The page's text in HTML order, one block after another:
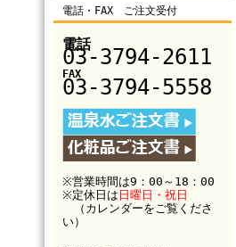
電話・FAX ご注文受付
電話
03-3794-2611
FAX
03-3794-5558
※営業時間は9：00～18：00
※定休日は 日曜日・祝日
（カレンダーをご覧くださ
い）